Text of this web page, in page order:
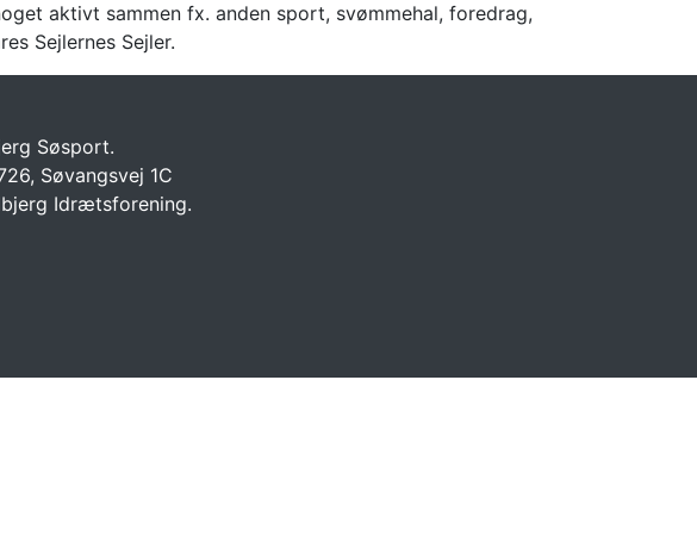
aktivt sammen fx. anden sport, svømmehal, foredrag,
Sejlernes Sejler.
Søsport.
Søvangsvej 1C
Idrætsforening.